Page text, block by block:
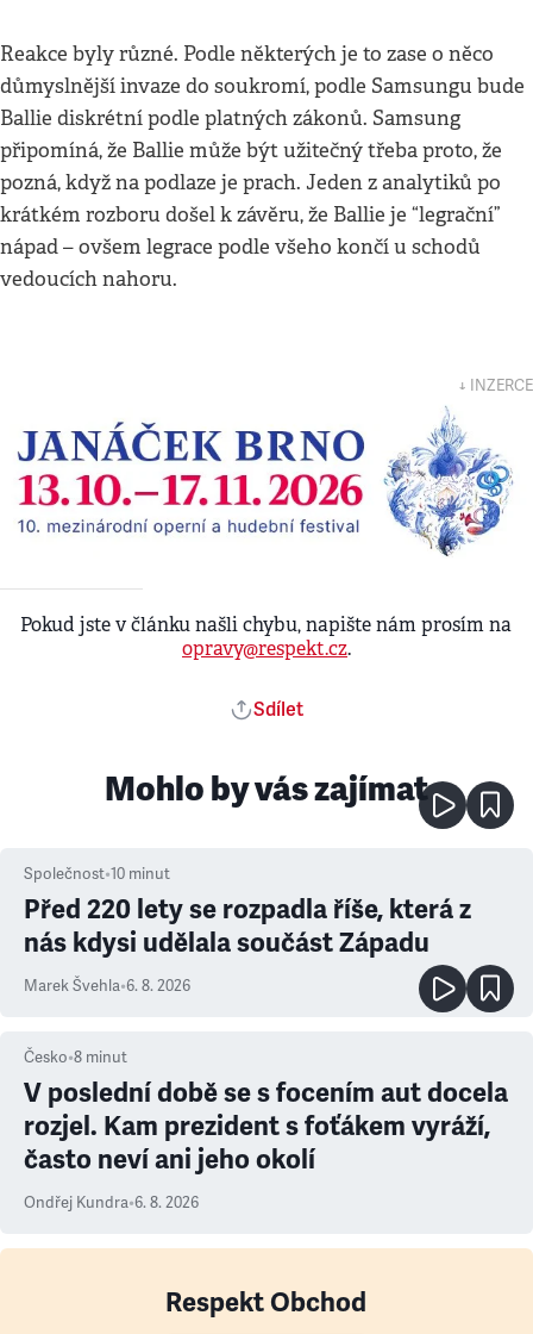
Reakce byly různé. Podle některých je to zase o něco
důmyslnější invaze do soukromí, podle Samsungu bude
Ballie diskrétní podle platných zákonů. Samsung
připomíná, že Ballie může být užitečný třeba proto, že
pozná, když na podlaze je prach. Jeden z analytiků po
krátkém rozboru došel k závěru, že Ballie je “legrační”
nápad – ovšem legrace podle všeho končí u schodů
vedoucích nahoru.
↓ INZERCE
Pokud jste v článku našli chybu, napište nám prosím na
opravy@respekt.cz.
Sdílet
Mohlo by vás zajímat
Společnost•10 minut
Před 220 lety se rozpadla říše, která z
nás kdysi udělala součást Západu
Marek Švehla•6. 8. 2026
Česko•8 minut
V poslední době se s focením aut docela
rozjel. Kam prezident s foťákem vyráží,
často neví ani jeho okolí
Ondřej Kundra•6. 8. 2026
Respekt Obchod